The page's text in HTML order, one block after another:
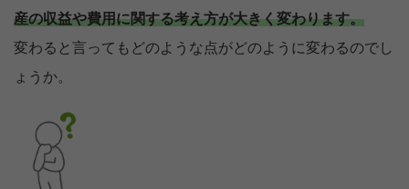
産の収益や費用に関する考え方が大きく変わります。
変わると言ってもどのような点がどのように変わるのでし
ょうか。